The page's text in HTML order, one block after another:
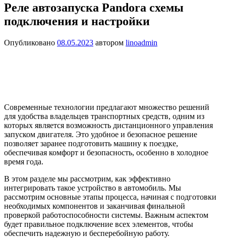
Реле автозапуска Pandora схемы
подключения и настройки
Опубликовано 08.05.2023 автором linoadmin
Современные технологии предлагают множество решений
для удобства владельцев транспортных средств, одним из
которых является возможность дистанционного управления
запуском двигателя. Это удобное и безопасное решение
позволяет заранее подготовить машину к поездке,
обеспечивая комфорт и безопасность, особенно в холодное
время года.
В этом разделе мы рассмотрим, как эффективно
интегрировать такое устройство в автомобиль. Мы
рассмотрим основные этапы процесса, начиная с подготовки
необходимых компонентов и заканчивая финальной
проверкой работоспособности системы. Важным аспектом
будет правильное подключение всех элементов, чтобы
обеспечить надежную и бесперебойную работу.